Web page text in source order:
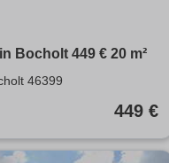
Bocholt 449 € 20 m²
46399
449 €